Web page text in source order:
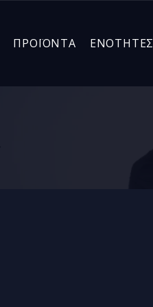
ΠΡΟΪΟΝΤΑ ΕΝΌΤΗΤΕΣ